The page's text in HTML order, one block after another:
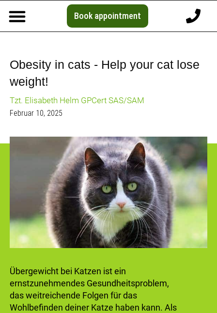
Book appointment
Obesity in cats - Help your cat lose
weight!
Tzt. Elisabeth Helm GPCert SAS/SAM
Februar 10, 2025
Übergewicht bei Katzen ist ein
ernstzunehmendes Gesundheitsproblem,
das weitreichende Folgen für das
Wohlbefinden deiner Katze haben kann. Als